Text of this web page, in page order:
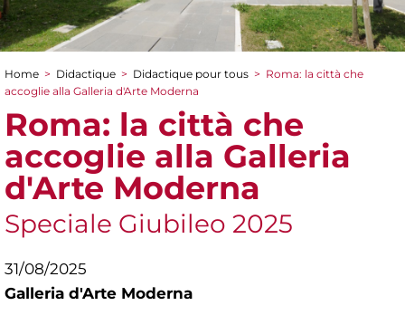
You are here
Home > Didactique > Didactique pour tous > Roma: la città che
accoglie alla Galleria d'Arte Moderna
Roma: la città che
accoglie alla Galleria
d'Arte Moderna
Speciale Giubileo 2025
31/08/2025
Galleria d'Arte Moderna